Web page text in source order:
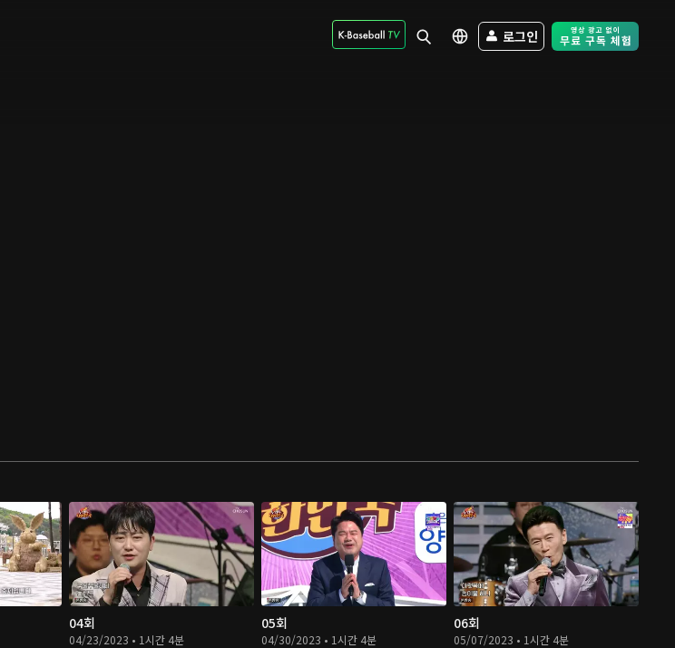
로그인 Free Trial -
04회
04/23/2023 • 1시간 4분
05회
04/30/2023 • 1시간 4분
06회
05/07/2023 • 1시간 4분